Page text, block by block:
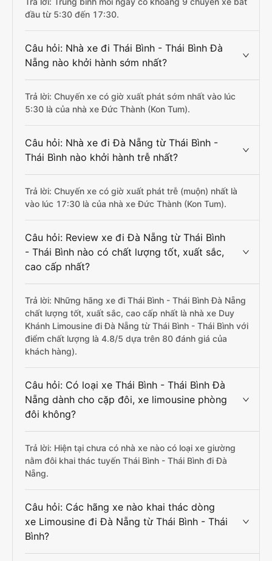
đầu từ 5:30 đến 17:30.
Câu hỏi: Nhà xe đi Thái Bình - Thái Bình Đà
Nẵng nào khởi hành sớm nhất?
Trả lời: Chuyến xe có giờ xuất phát sớm nhất vào lúc
5:30 là của nhà xe Đức Thành (Kon Tum).
Câu hỏi: Nhà xe đi Đà Nẵng từ Thái Bình -
Thái Bình nào khởi hành trễ nhất?
Trả lời: Chuyến xe có giờ xuất phát trễ (muộn) nhất là
vào lúc 17:30 là của nhà xe Đức Thành (Kon Tum).
Câu hỏi: Review xe đi Đà Nẵng từ Thái Bình
- Thái Bình nào có chất lượng tốt, xuất sắc,
cao cấp nhất?
Trả lời: Những hãng xe đi Thái Bình - Thái Bình Đà Nẵng
chất lượng tốt, xuất sắc, cao cấp nhất là nhà xe Duy
Khánh Limousine đi Đà Nẵng từ Thái Bình - Thái Bình với
điểm chất lượng là 4.8/5 dựa trên 80 đánh giá của
khách hàng).
Câu hỏi: Có loại xe Thái Bình - Thái Bình Đà
Nẵng dành cho cặp đôi, xe limousine phòng
đôi không?
Trả lời: Hiện tại chưa có nhà xe nào có loại xe giường
nằm đôi khai thác tuyến Thái Bình - Thái Bình đi Đà
Nẵng.
Câu hỏi: Các hãng xe nào khai thác dòng
xe Limousine đi Đà Nẵng từ Thái Bình - Thái
Bình?